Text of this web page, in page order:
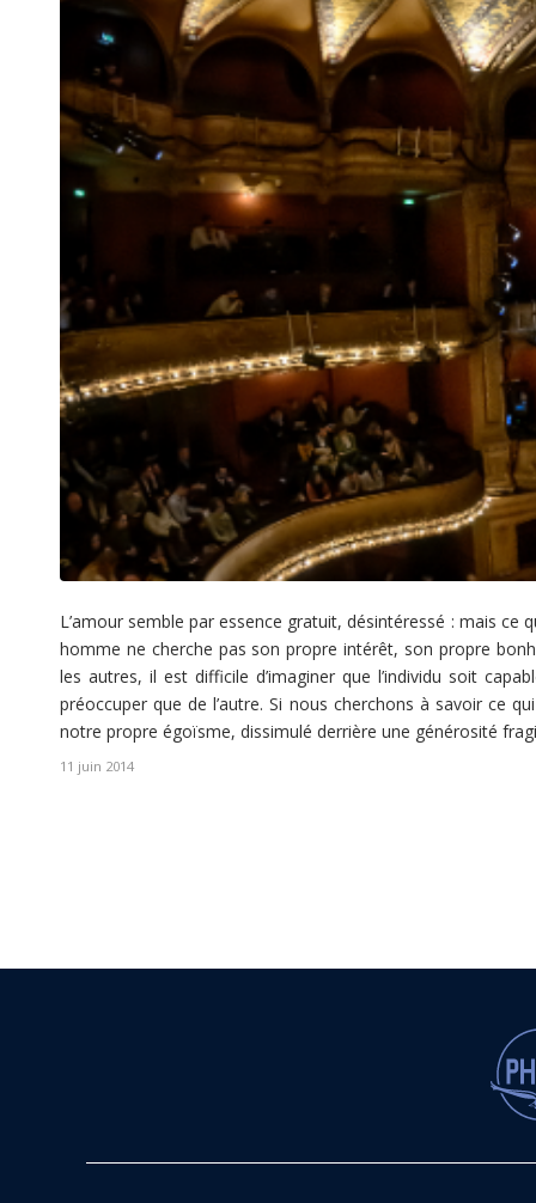
L’amour semble par essence gratuit, désintéressé : mais
homme ne cherche pas son propre intérêt, son propre
les autres, il est difficile d’imaginer que l’individu soit
préoccuper que de l’autre. Si nous cherchons à savoir ce
notre propre égoïsme, dissimulé derrière une générosité
11 juin 2014